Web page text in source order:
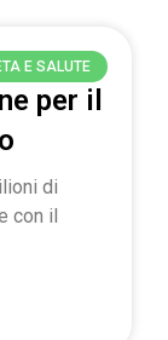
E SALUTE
per il
di
con il